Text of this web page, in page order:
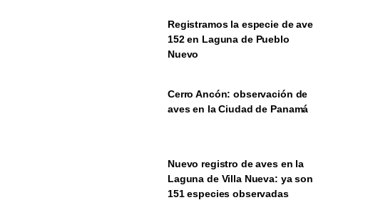
Registramos la especie de ave
152 en Laguna de Pueblo
Nuevo
Cerro Ancón: observación de
aves en la Ciudad de Panamá
Nuevo registro de aves en la
Laguna de Villa Nueva: ya son
151 especies observadas